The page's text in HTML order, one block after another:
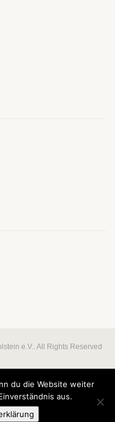
e.V.. All Rights Reserved
Türkçe
du die Website weiter
aus.